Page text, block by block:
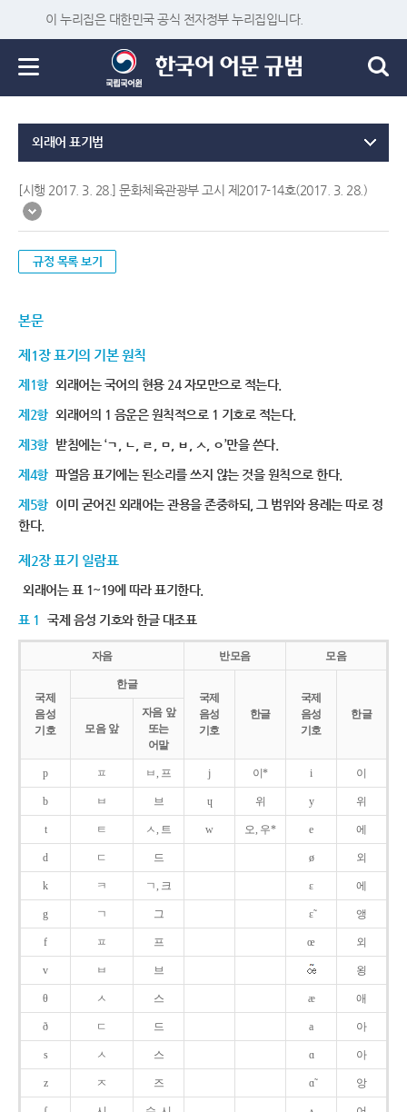
이 누리집은 대한민국 공식 전자정부 누리집입니다.
외래어 표기법
[시행 2017. 3. 28.] 문화체육관광부 고시 제2017-14호(2017. 3. 28.)
규정 목록 보기
본문
제1장 표기의 기본 원칙
제1항 외래어는 국어의 현용 24 자모만으로 적는다.
제2항 외래어의 1 음운은 원칙적으로 1 기호로 적는다.
제3항 받침에는 ‘ㄱ, ㄴ, ㄹ, ㅁ, ㅂ, ㅅ, ㅇ’만을 쓴다.
제4항 파열음 표기에는 된소리를 쓰지 않는 것을 원칙으로 한다.
제5항 이미 굳어진 외래어는 관용을 존중하되, 그 범위와 용례는 따로 정
한다.
제2장 표기 일람표
외래어는 표 1~19에 따라 표기한다.
표 1 국제 음성 기호와 한글 대조표
자음 반모음 모음
국제
음성
기호
한글
국제
음성
기호
한글
국제
음성
기호
한글
모음 앞
자음 앞
또는
어말
p ㅍ ㅂ, 프 j 이* i 이
b ㅂ 브 ɥ 위 y 위
t ㅌ ㅅ, 트 w 오, 우* e 에
d ㄷ 드 ø 외
k ㅋ ㄱ, 크 ɛ 에
g ㄱ 그 ɛ̃ 앵
f ㅍ 프 œ 외
v ㅂ 브 욍
θ ㅅ 스 æ 애
ð ㄷ 드 a 아
s ㅅ 스 ɑ 아
z ㅈ 즈 ɑ̃ 앙